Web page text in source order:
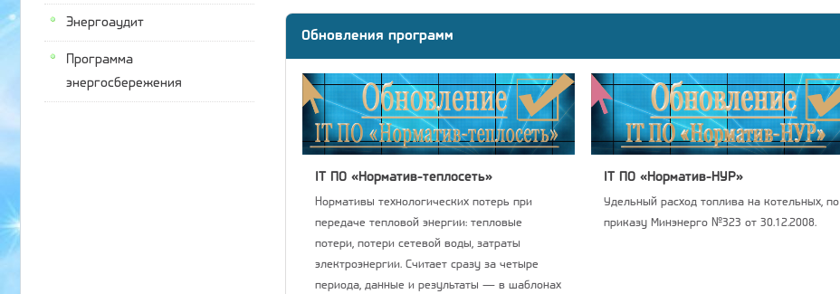
Энергоаудит
Программа
энергосбережения
Обновления программ
IT ПО «Норматив-теплосеть»
Нормативы технологических потерь при
передаче тепловой энергии: тепловые
потери, потери сетевой воды, затраты
электроэнергии. Считает сразу за четыре
периода, данные и результаты — в шаблонах
IT ПО «Норматив-НУР»
Удельный расход топлива на котельных, по
приказу Минэнерго №323 от 30.12.2008.